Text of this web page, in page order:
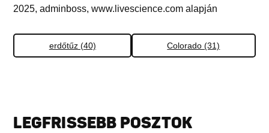
2025, adminboss, www.livescience.com alapján
erdőtűz (40) Colorado (31)
LEGFRISSEBB POSZTOK